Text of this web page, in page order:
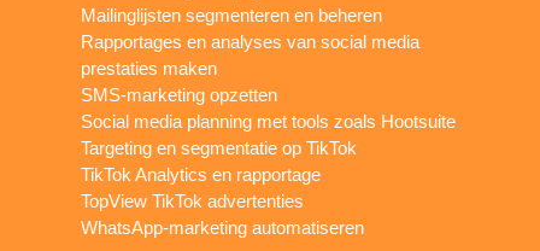
Mailinglijsten segmenteren en beheren
Rapportages en analyses van social media
prestaties maken
SMS-marketing opzetten
Social media planning met tools zoals Hootsuite
Targeting en segmentatie op TikTok
TikTok Analytics en rapportage
TopView TikTok advertenties
WhatsApp-marketing automatiseren